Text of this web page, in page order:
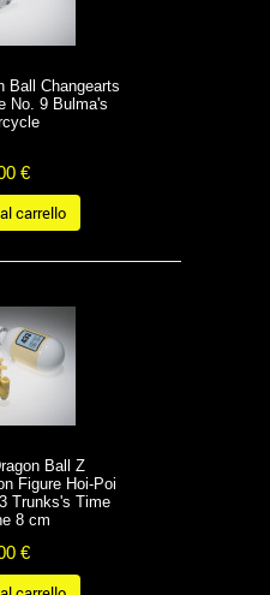
Ball Changearts
No. 9 Bulma's
€
carrello
Ball Z
Figure Hoi-Poi
Trunks's Time
8 cm
€